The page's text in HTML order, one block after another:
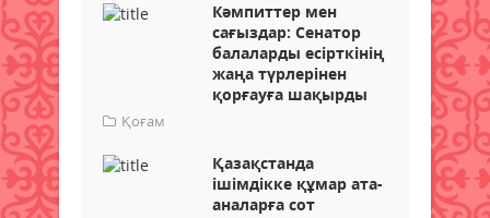
Кәмпиттер мен
сағыздар: Сенатор
балаларды есірткінің
жаңа түрлерінен
қорғауға шақырды
Қоғам
Қазақстанда
ішімдікке құмар ата-
аналарға сот